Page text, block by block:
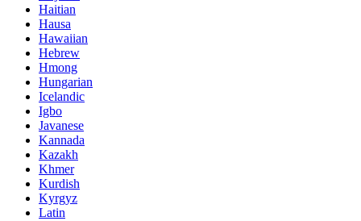
Haitian
Hausa
Hawaiian
Hebrew
Hmong
Hungarian
Icelandic
Igbo
Javanese
Kannada
Kazakh
Khmer
Kurdish
Kyrgyz
Latin